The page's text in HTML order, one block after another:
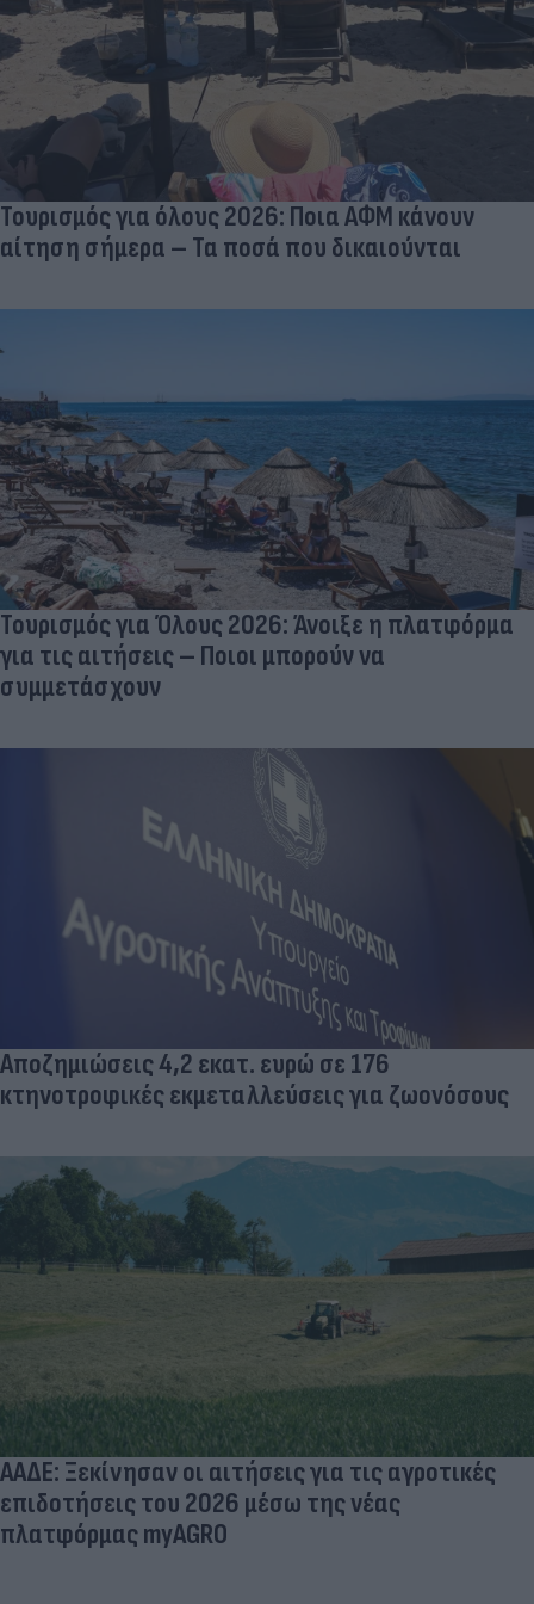
Τουρισμός για όλους 2026: Ποια ΑΦΜ κάνουν
αίτηση σήμερα – Τα ποσά που δικαιούνται
Τουρισμός για Όλους 2026: Άνοιξε η πλατφόρμα
για τις αιτήσεις – Ποιοι μπορούν να
συμμετάσχουν
Αποζημιώσεις 4,2 εκατ. ευρώ σε 176
κτηνοτροφικές εκμεταλλεύσεις για ζωονόσους
ΑΑΔΕ: Ξεκίνησαν οι αιτήσεις για τις αγροτικές
επιδοτήσεις του 2026 μέσω της νέας
πλατφόρμας myAGRO